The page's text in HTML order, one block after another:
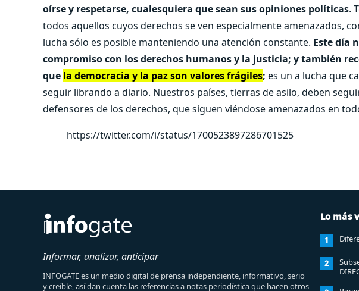
oírse y respetarse, cualesquiera que sean sus opiniones políticas.
todos aquellos cuyos derechos se ven especialmente amenazados,
lucha sólo es posible manteniendo una atención constante. Este día
compromiso con los derechos humanos y la justicia; y también
que la democracia y la paz son valores frágiles; es un a lucha que
seguir librando a diario. Nuestros países, tierras de asilo, deben
defensores de los derechos, que siguen viéndose amenazados en
https://twitter.com/i/status/1700523897286701525
Informar, analizar, anticipar
INFOGATE es un medio digital de prensa independiente, informativo, serio
y creíble, así dan cuenta las referencias a notas periodística que hacen otros
Lo más
1
2